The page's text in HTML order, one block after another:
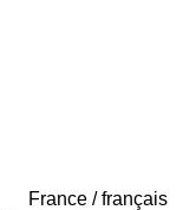
France / français